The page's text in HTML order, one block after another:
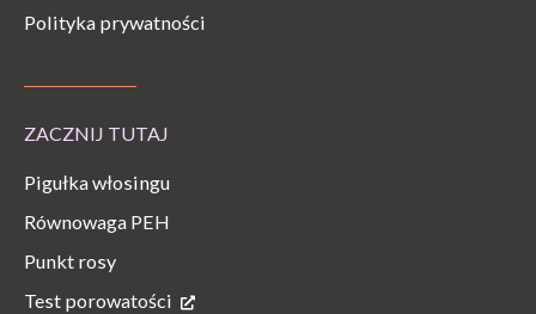
Polityka prywatności
ZACZNIJ TUTAJ
Pigułka włosingu
Równowaga PEH
Punkt rosy
Test porowatości